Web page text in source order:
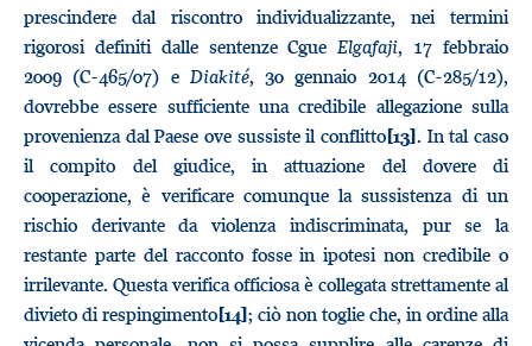
prescindere dal riscontro individualizzante, nei termini
rigorosi definiti dalle sentenze CgueElgafaji, 17 febbraio
2009 (C-465/07) e Diakité, 30 gennaio 2014 (C-285/12),
dovrebbe essere sufficiente una credibile allegazione sulla
provenienza dal Paese ove sussiste il conflitto[13]. In tal caso
il compito del giudice, in attuazione del dovere di
cooperazione, è verificare comunque la sussistenza di un
rischio derivante da violenza indiscriminata, pur se la
restante parte del racconto fosse in ipotesi non credibile o
irrilevante. Questa verifica officiosa è collegata strettamente al
divieto di respingimento[14]; ciò non toglie che, in ordine alla